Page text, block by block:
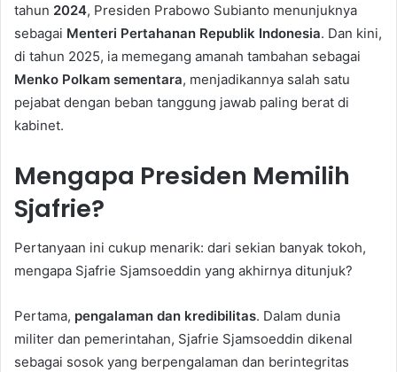
tahun 2024, Presiden Prabowo Subianto menunjuknya
sebagai Menteri Pertahanan Republik Indonesia. Dan kini,
di tahun 2025, ia memegang amanah tambahan sebagai
Menko Polkam sementara, menjadikannya salah satu
pejabat dengan beban tanggung jawab paling berat di
kabinet.
Mengapa Presiden Memilih
Sjafrie?
Pertanyaan ini cukup menarik: dari sekian banyak tokoh,
mengapa Sjafrie Sjamsoeddin yang akhirnya ditunjuk?
Pertama, pengalaman dan kredibilitas. Dalam dunia
militer dan pemerintahan, Sjafrie Sjamsoeddin dikenal
sebagai sosok yang berpengalaman dan berintegritas